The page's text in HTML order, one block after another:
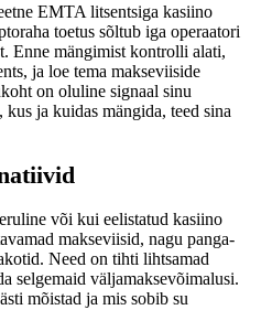
EMTA litsentsiga kasiino
toetus sõltub iga operaatori
Enne mängimist kontrolli alati,
ja loe tema makseviiside
on oluline signaal sinu
ja kuidas mängida, teed sina
või kui eelistatud kasiino
makseviisid, nagu panga-
Need on tihti lihtsamad
selgemaid väljamaksevõimalusi.
mõistad ja mis sobib su